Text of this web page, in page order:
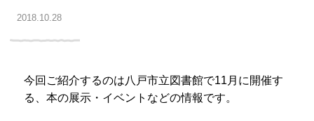
2018.10.28
今回ご紹介するのは八戸市立図書館で11月に開催す
る、本の展示・イベントなどの情報です。